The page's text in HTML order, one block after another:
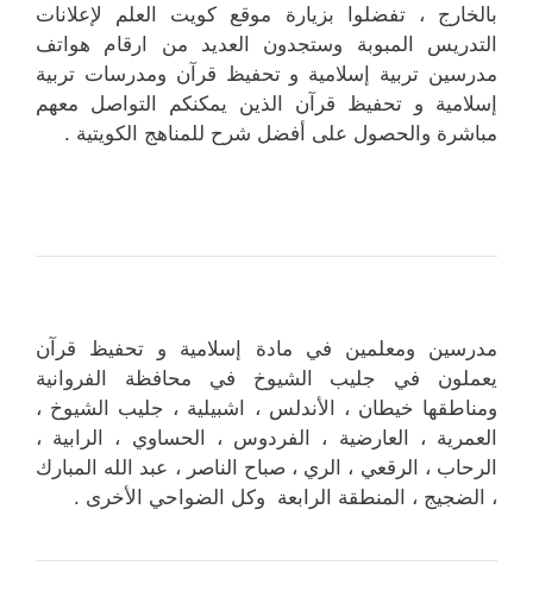
بالخارج ، تفضلوا بزيارة موقع كويت العلم لإعلانات
التدريس المبوبة وستجدون العديد من ارقام هواتف
مدرسين تربية إسلامية و تحفيظ قرآن ومدرسات تربية
إسلامية و تحفيظ قرآن الذين يمكنكم التواصل معهم
مباشرة والحصول على أفضل شرح للمناهج الكويتية .
مدرسين ومعلمين في مادة إسلامية و تحفيظ قرآن
يعملون في جليب الشيوخ في محافظة الفروانية
ومناطقها خيطان ، الأندلس ، اشبيلية ، جليب الشيوخ ،
العمرية ، العارضية ، الفردوس ، الحساوي ، الرابية ،
الرحاب ، الرقعي ، الري ، صباح الناصر ، عبد الله المبارك
، الضجيج ، المنطقة الرابعة وكل الضواحي الأخرى .